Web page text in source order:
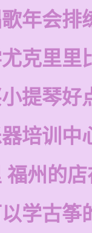
年会排
克里里
提琴好
培训中
福州的
学古筝